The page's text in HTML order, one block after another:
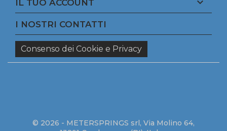
IL TUO ACCOUNT
I NOSTRI CONTATTI
Consenso dei Cookie e Privacy
© 2026 - METERSPRINGS srl, Via Molino 64,